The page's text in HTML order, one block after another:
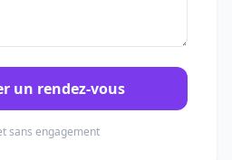
un rendez-vous
sans engagement